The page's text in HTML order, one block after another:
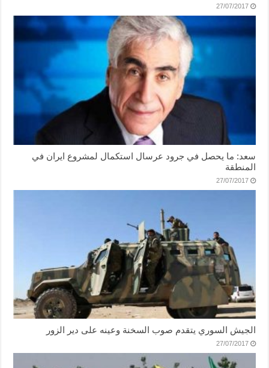
27/07/2017
سعد: ما يحصل في جرود عرسال استكمال لمشروع ايران في
المنطقة
27/07/2017
الجيش السوري يتقدم صوب السخنة وعينه على دير الزور
27/07/2017